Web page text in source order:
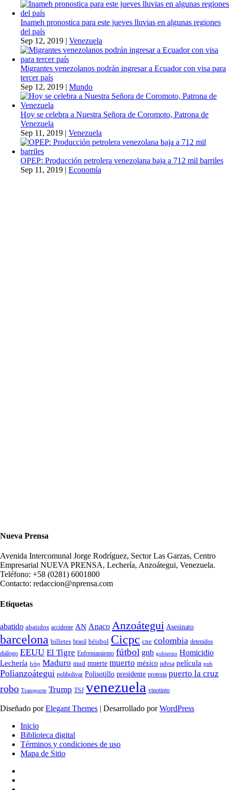
Inameh pronostica para este jueves lluvias en algunas regiones
del país
Sep 12, 2019 | Venezuela
Migrantes venezolanos podrán ingresar a Ecuador con visa para
tercer país
Sep 12, 2019 | Mundo
Hoy se celebra a Nuestra Señora de Coromoto, Patrona de
Venezuela
Sep 11, 2019 | Venezuela
OPEP: Producción petrolera venezolana baja a 712 mil barriles
Sep 11, 2019 | Economía
Nueva Prensa
Avenida Intercomunal Jorge Rodríguez, Sector Las Garzas, Centro
Empresarial NUEVA PRENSA, Lechería, Anzoátegui, Venezuela.
Teléfono: +58 (0281) 6001800
Contacto: redaccion@nprensa.com
Etiquetas
abatido abatidos accidente AN Anaco Anzoátegui Asesinato
barcelona billetes brasil béisbol Cicpc cne colombia detenidos
diálogo EEUU El Tigre Enfrentamiento fútbol gnb gobierno Homicidio
Lechería lvbp Maduro mud muerte muerto méxico pdvsa película pnb
Polianzoátegui polibolivar Polisotillo presidente protesta puerto la cruz
robo Transporte Trump TSJ venezuela vinotinto
Diseñado porElegant Themes | Desarrollado porWordPress
Inicio
Biblioteca digital
Términos y condiciones de uso
Mapa de Sitio